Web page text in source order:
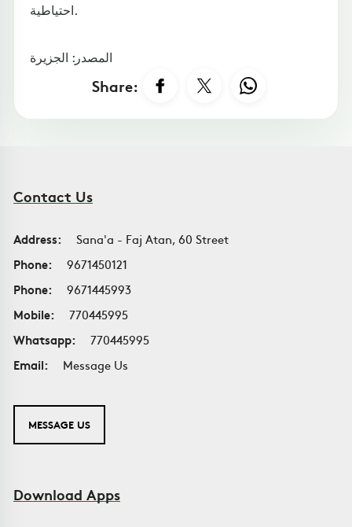
احتياطية.
المصدر: الجزيرة
Share:
Contact Us
Address:
Sana'a - Faj Atan, 60 Street
Phone:
9671450121
Phone:
9671445993
Mobile:
770445995
Whatsapp:
770445995
Email:
Message Us
MESSAGE US
Download Apps